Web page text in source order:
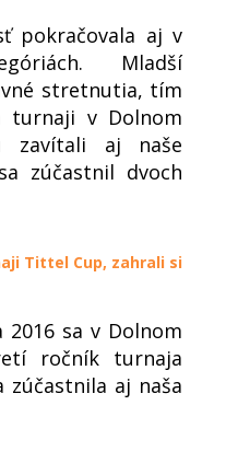
pokračovala aj v
Mladší
stretnutia, tím
turnaji v Dolnom
zavítali aj naše
zúčastnil dvoch
Tittel Cup, zahrali si
sa v Dolnom
ročník turnaja
aj naša